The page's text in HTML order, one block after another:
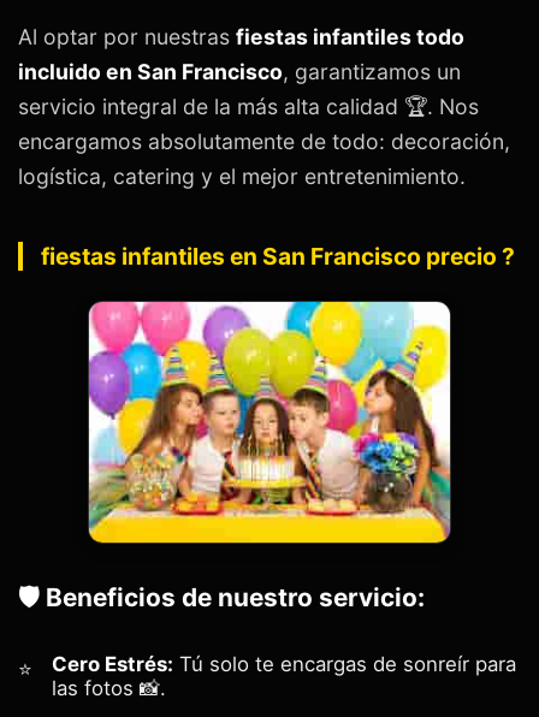
Al optar por nuestras fiestas infantiles todo
incluido en San Francisco, garantizamos un
servicio integral de la más alta calidad 🏆. Nos
encargamos absolutamente de todo: decoración,
logística, catering y el mejor entretenimiento.
fiestas infantiles en San Francisco precio ?
🛡️ Beneficios de nuestro servicio:
Cero Estrés: Tú solo te encargas de sonreír para
las fotos 📸.